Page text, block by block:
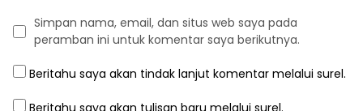
Simpan nama, email, dan situs web saya pada
peramban ini untuk komentar saya berikutnya.
Beritahu saya akan tindak lanjut komentar melalui surel.